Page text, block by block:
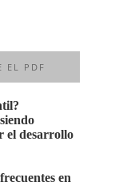
EL PDF
el desarrollo
en